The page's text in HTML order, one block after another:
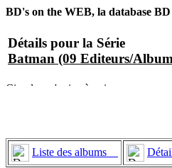
BD's on the WEB, la database
Détails pour la Série
Batman (09 Editeurs/
Liste des albums